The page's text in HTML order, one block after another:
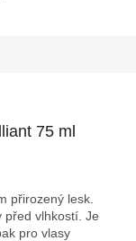
75 ml
přirozený lesk.
před vlhkostí. Je
pro vlasy